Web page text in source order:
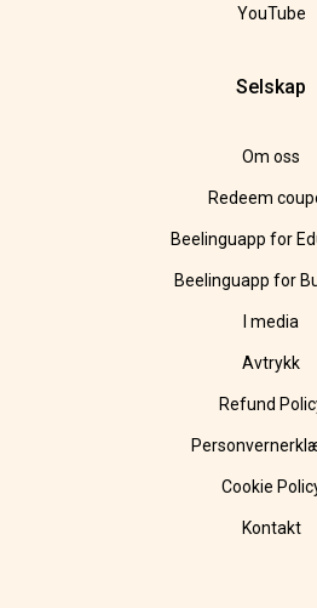
YouTube
Selskap
Om oss
Redeem
Beelinguapp for
Beelinguapp for
I media
Avtrykk
Refund
Cookie
Kontakt